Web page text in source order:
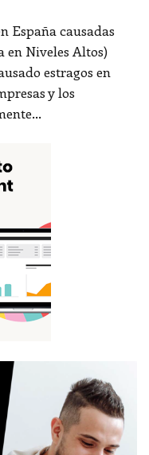
España causadas
en Niveles Altos)
estragos en
y los
…